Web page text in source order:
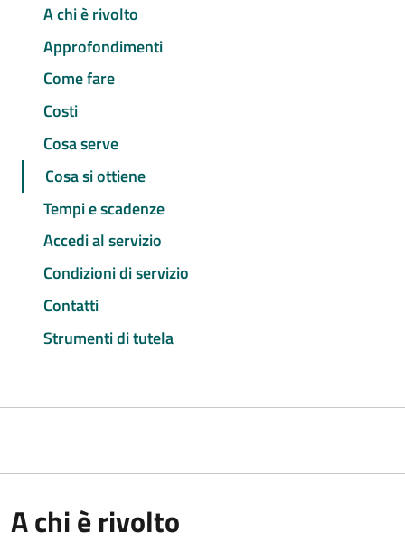
A chi è rivolto
Approfondimenti
Come fare
Costi
Cosa serve
Cosa si ottiene
Tempi e scadenze
Accedi al servizio
Condizioni di servizio
Contatti
Strumenti di tutela
A chi è rivolto